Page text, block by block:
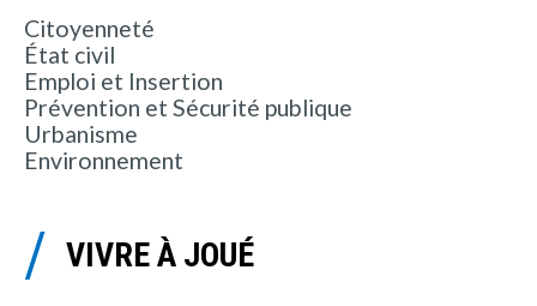
Citoyenneté
État civil
Emploi et Insertion
Prévention et Sécurité publique
Urbanisme
Environnement
VIVRE À JOUÉ